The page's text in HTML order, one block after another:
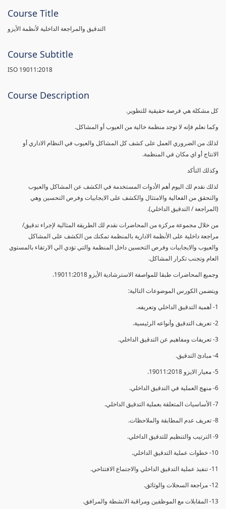
Course Title
التدقيق والمراجعة الداخلية لأنظمة الأيزو
Course Subtitle
ISO 19011:2018
Course Description
كل مشكلة هي فرصة حقيقية للتطوير.
وكما نعلم فإنه لا توجد منظمة خالية من العيوب أو المشاكل.
لذلك من الضروري العمل على كشف كل المشاكل والعيوب في النظام الاداري أو
الانتاج أو اي مكان في المنظمة.
وكذلك التأكد
لذلك نقدم لك اليوم أهم الأدوات المستخدمة في الكشف عن المشاكل والعيوب
والتحقق من الفعالية والامتثال والكشف على الايجابيات وفرص التحسين وهي
(المراجعة / التدقيق الداخلي).
من خلال مجموعة مركزة من المحاضرات نقدم لك الطريقة المثالية لإجراء تدقيق/
مراجعة داخلية على الأنظمة الادارية بالمنظمة تمكنك من الكشف على المشاكل
والعيوب والايجابيات وفرص التحسين داخل المنظمة والتي تؤدي الي الارتقاء بالمستوي
العام وتجنب تكرار المشاكل.
وجميع المحاضرات طبقا للمواصفة الاسترشادية الأيزو 19011:2018.
ويتضمن الكورس الموضوعات التالية:
1- أهمية التدقيق الداخلي وتعريفه.
2- تعريف التدقيق وأنواعه الرئيسية.
3- تعريفات ومفاهيم عن التدقيق الداخلي.
4- مبادئ التدقيق.
5- معيار الايزو 19011:2018.
6- منهج العملية في التدقيق الداخلي.
7- الأساسيات المتعلقة بعملية التدقيق الداخلي.
8- تعريف عدم المطابقة والملاحظات.
9- الترتيب والتنظيم للتدقيق الداخلي.
10- خطوات عملية التدقيق الداخلي.
11- تنفيذ عملية التدقيق الداخلي والاجتماع الافتتاحي.
12- مراجعة السجلات والوثائق.
13- المقابلات مع الموظفين ومراقبة الانشطة والمرافق.